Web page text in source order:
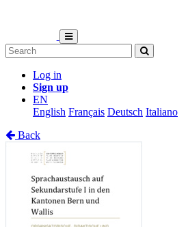
Log in
Sign up
EN
English Français Deutsch Italiano
Back